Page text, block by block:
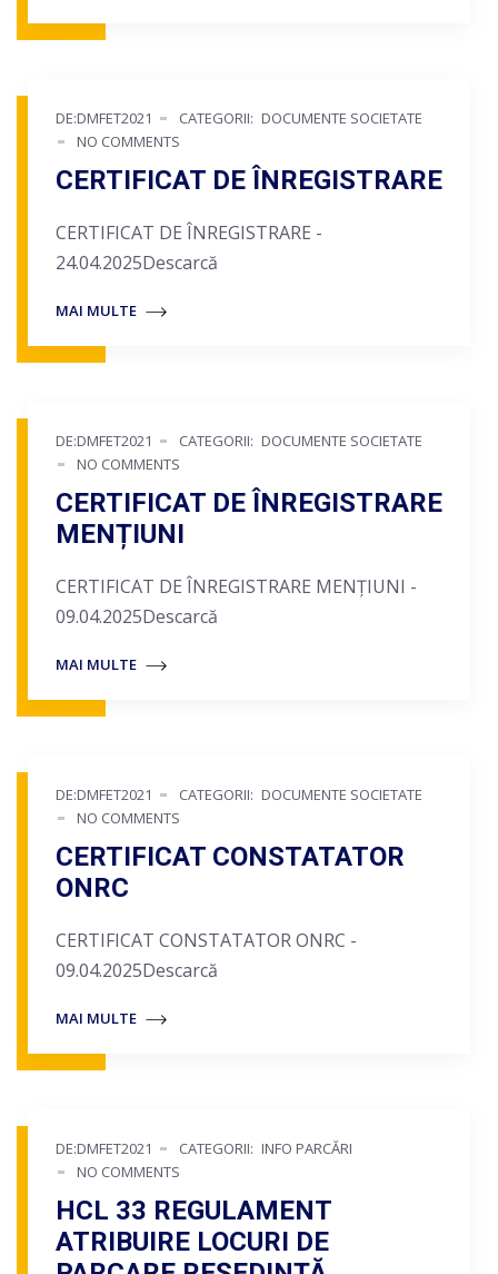
DE:DMFET2021 CATEGORII: DOCUMENTE SOCIETATE
NO COMMENTS
CERTIFICAT DE ÎNREGISTRARE
CERTIFICAT DE ÎNREGISTRARE -
24.04.2025Descarcă
MAI MULTE
DE:DMFET2021 CATEGORII: DOCUMENTE SOCIETATE
NO COMMENTS
CERTIFICAT DE ÎNREGISTRARE
MENȚIUNI
CERTIFICAT DE ÎNREGISTRARE MENȚIUNI -
09.04.2025Descarcă
MAI MULTE
DE:DMFET2021 CATEGORII: DOCUMENTE SOCIETATE
NO COMMENTS
CERTIFICAT CONSTATATOR
ONRC
CERTIFICAT CONSTATATOR ONRC -
09.04.2025Descarcă
MAI MULTE
DE:DMFET2021 CATEGORII: INFO PARCĂRI
NO COMMENTS
HCL 33 REGULAMENT
ATRIBUIRE LOCURI DE